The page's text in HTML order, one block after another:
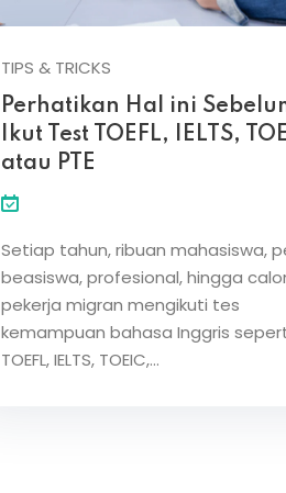
TIPS & TRICKS
Perhatikan Hal ini
Ikut Test TOEFL, IELTS,
atau PTE
Setiap tahun, ribuan mahasiswa,
beasiswa, profesional, hingga
pekerja migran mengikuti tes
kemampuan bahasa Inggris
TOEFL, IELTS, TOEIC,…
Remember me